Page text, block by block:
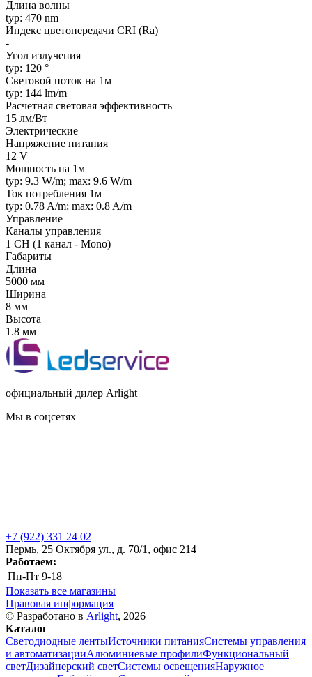
Длина волны
typ: 470 nm
Индекс цветопередачи CRI (Ra)
-
Угол излучения
typ: 120 °
Световой поток на 1м
typ: 144 lm/m
Расчетная световая эффективность
15 лм/Вт
Электрические
Напряжение питания
12 V
Мощность на 1м
typ: 9.3 W/m; max: 9.6 W/m
Ток потребления 1м
typ: 0.78 A/m; max: 0.8 A/m
Управление
Каналы управления
1 CH (1 канал - Mono)
Габариты
Длина
5000 мм
Ширина
8 мм
Высота
1.8 мм
официальный дилер Arlight
Мы в соцсетях
+7 (922) 331 24 02
Пермь, 25 Октября ул., д. 70/1, офис 214
Работаем:
Пн-Пт 9-18
Показать все магазины
Правовая информация
© Разработано в Arlight, 2026
Каталог
Светодиодные лентыИсточники питанияСистемы управления
и автоматизацииАлюминиевые профилиФункциональный
светДизайнерский светСистемы освещенияНаружное